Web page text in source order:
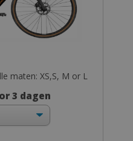
maten: XS,S, M or L
3 dagen